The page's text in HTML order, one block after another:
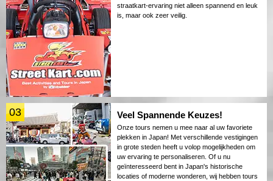
straatkart-ervaring niet alleen spannend en leuk
is, maar ook zeer veilig.
03 Veel Spannende Keuzes!
Onze tours nemen u mee naar al uw favoriete
plekken in Japan! Met verschillende vestigingen
in grote steden heeft u volop mogelijkheden om
uw ervaring te personaliseren. Of u nu
geïnteresseerd bent in Japan's historische
locaties of moderne wonderen, wij hebben tours